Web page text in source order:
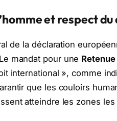
et respect
de la déclaration
mandat pour une
international », comme
que les couloirs
atteindre les zones